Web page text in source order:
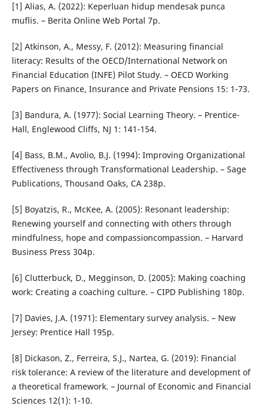
[1] Alias, A. (2022): Keperluan hidup mendesak punca
muflis. – Berita Online Web Portal 7p.
[2] Atkinson, A., Messy, F. (2012): Measuring financial
literacy: Results of the OECD/International Network on
Financial Education (INFE) Pilot Study. – OECD Working
Papers on Finance, Insurance and Private Pensions 15: 1-73.
[3] Bandura, A. (1977): Social Learning Theory. – Prentice-
Hall, Englewood Cliffs, NJ 1: 141-154.
[4] Bass, B.M., Avolio, B.J. (1994): Improving Organizational
Effectiveness through Transformational Leadership. – Sage
Publications, Thousand Oaks, CA 238p.
[5] Boyatzis, R., McKee, A. (2005): Resonant leadership:
Renewing yourself and connecting with others through
mindfulness, hope and compassioncompassion. – Harvard
Business Press 304p.
[6] Clutterbuck, D., Megginson, D. (2005): Making coaching
work: Creating a coaching culture. – CIPD Publishing 180p.
[7] Davies, J.A. (1971): Elementary survey analysis. – New
Jersey: Prentice Hall 195p.
[8] Dickason, Z., Ferreira, S.J., Nartea, G. (2019): Financial
risk tolerance: A review of the literature and development of
a theoretical framework. – Journal of Economic and Financial
Sciences 12(1): 1-10.